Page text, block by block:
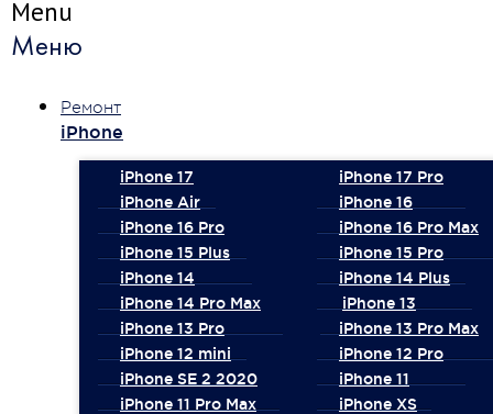
Menu
Меню
Ремонт
iPhone
iPhone 17
iPhone 17 Pro
iPhone Air
iPhone 16
iPhone 16 Pro
iPhone 16 Pro Max
iPhone 15 Plus
iPhone 15 Pro
iPhone 14
iPhone 14 Plus
iPhone 14 Pro Max
iPhone 13
iPhone 13 Pro
iPhone 13 Pro Max
iPhone 12 mini
iPhone 12 Pro
iPhone SE 2 2020
iPhone 11
iPhone 11 Pro Max
iPhone XS